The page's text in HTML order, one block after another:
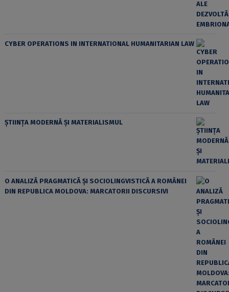
CYBER OPERATIONS IN INTERNATIONAL HUMANITARIAN LAW
ȘTIINȚA MODERNĂ ȘI MATERIALISMUL
O ANALIZĂ PRAGMATICĂ ȘI SOCIOLINGVISTICĂ A ROMÂNEI
DIN REPUBLICA MOLDOVA: MARCATORII DISCURSIVI